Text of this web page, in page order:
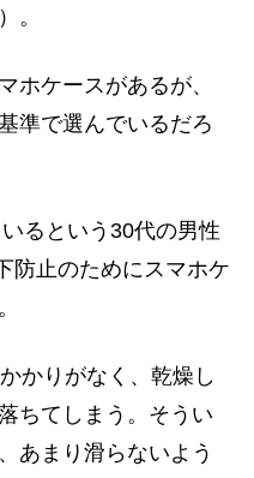
。
ケースがあるが、
準で選んでいるだろ
るという30代の男性
防止のためにスマホケ
かりがなく、乾燥し
ちてしまう。そうい
あまり滑らないよう